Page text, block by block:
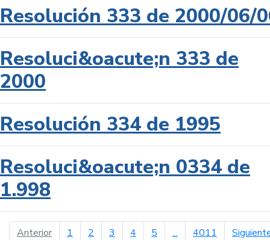
Resolución 333 de 2000/06/
Resoluci&oacute;n 333 de
2000
Resolución 334 de 1995
Resoluci&oacute;n 0334 de
1.998
Anteriorpágina anterior
1 2 3 4 5 ... 4011